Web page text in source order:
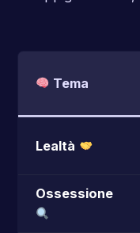
Tema
Lealtà
Ossessione